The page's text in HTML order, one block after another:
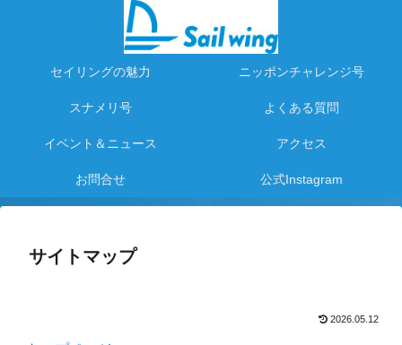
セイリングの魅力 ニッポンチャレンジ号
スナメリ号 よくある質問
イベント＆ニュース アクセス
お問合せ 公式Instagram
サイトマップ
2026.05.12